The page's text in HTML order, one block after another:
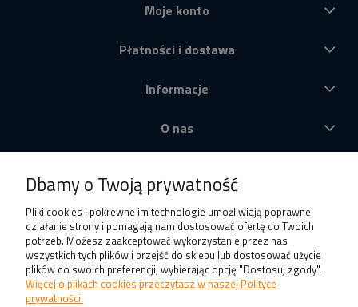
Moje konto
Płatności i dostawa
Informacje
O nas
Dbamy o Twoją prywatność
Pliki cookies i pokrewne im technologie umożliwiają poprawne
działanie strony i pomagają nam dostosować ofertę do Twoich
potrzeb. Możesz zaakceptować wykorzystanie przez nas
wszystkich tych plików i przejść do sklepu lub dostosować użycie
plików do swoich preferencji, wybierając opcję "Dostosuj zgody".
Więcej o plikach cookies przeczytasz w naszej Polityce
prywatności.